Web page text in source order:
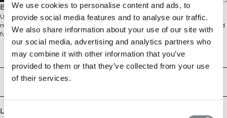
We use cookies to personalise content and ads, to
provide social media features and to analyse our traffic.
We also share information about your use of our site with
our social media, advertising and analytics partners who
may combine it with other information that you’ve
provided to them or that they’ve collected from your use
of their services.
Consent
Beskrivning
Uppgradera din träningsgarderob med denna mångsidiga långärmade tröja
med praktisk kvartsdragkedja. Den atletiska passformen kombinerar stil med
funktion, perfekt för alla typer av träning. Den strategiskt placerade
dragkedjan ger både enkel på- och avtagning samt optimal
ventilationskontroll under intensiva pass. Tröjan är tillverkad med
SWEATTECH™-teknologi som säkerställer utmärkt andningsförmåga för
maximal komfort under hela träningspasset. Den reflekterande ICIW-loggan
på bröstet ger både en snygg touch och ökad synlighet i mörker. Funktionell
Tekniska aspekter
Leverans & returer
Liknande produkter